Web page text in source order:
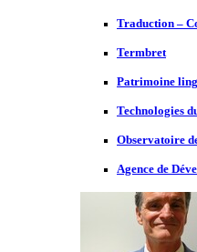
Traduction –
Termbret
Patrimoine
Technologies
Observatoire
Agence de